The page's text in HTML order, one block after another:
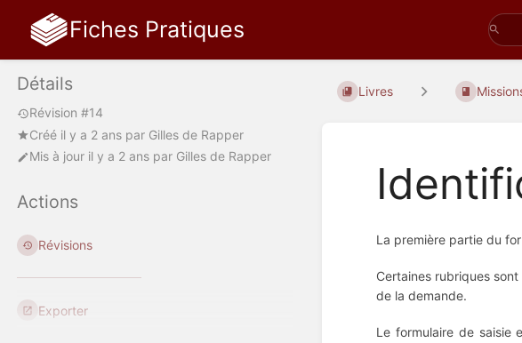
Fiches Pratiques
Détails
Révision #14
Créé il y a 2 ans par Gilles de Rapper
Mis à jour il y a 2 ans par Gilles de Rapper
Actions
Révisions
Exporter
Livres
La première partie du
Certaines rubriques
de la demande.
Le formulaire de saisie